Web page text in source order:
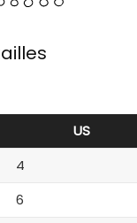
US
4
6